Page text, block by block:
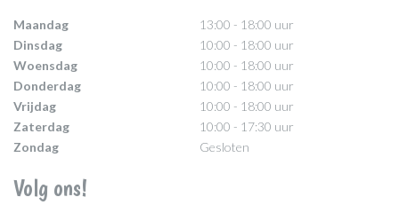
Maandag
13:00 - 18:00 uur
Dinsdag
10:00 - 18:00 uur
Woensdag
10:00 - 18:00 uur
Donderdag
10:00 - 18:00 uur
Vrijdag
10:00 - 18:00 uur
Zaterdag
10:00 - 17:30 uur
Zondag
Gesloten
Volg ons!